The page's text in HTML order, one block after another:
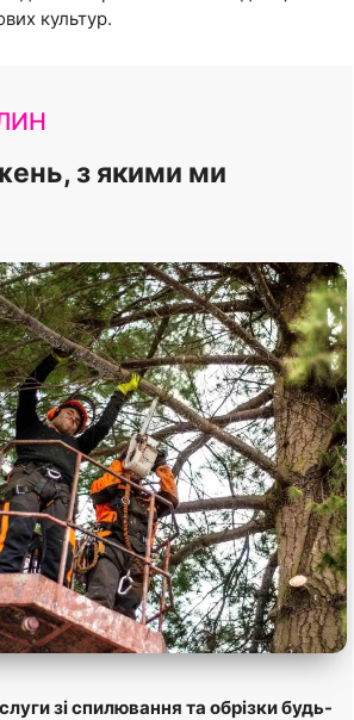
культур.
з якими ми
зі спилювання та обрізки будь-